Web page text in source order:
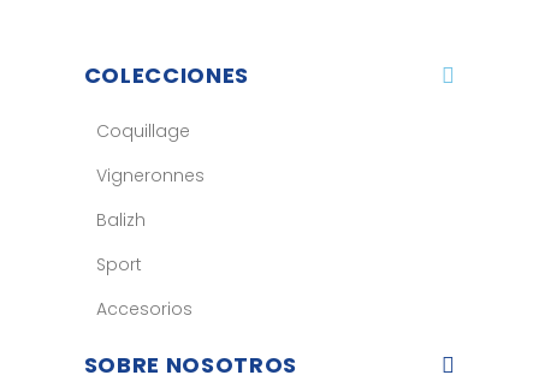
COLECCIONES
Coquillage
Vigneronnes
Balizh
Sport
Accesorios
SOBRE NOSOTROS